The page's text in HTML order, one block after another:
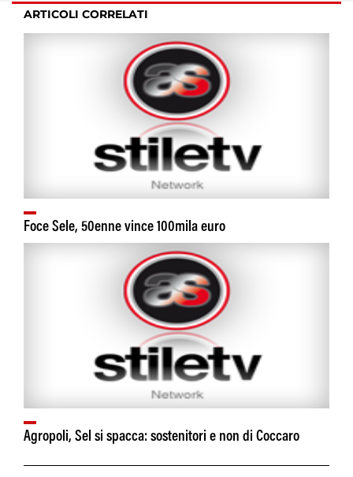
ARTICOLI CORRELATI
Foce Sele, 50enne vince 100mila euro
Agropoli, Sel si spacca: sostenitori e non di Coccaro